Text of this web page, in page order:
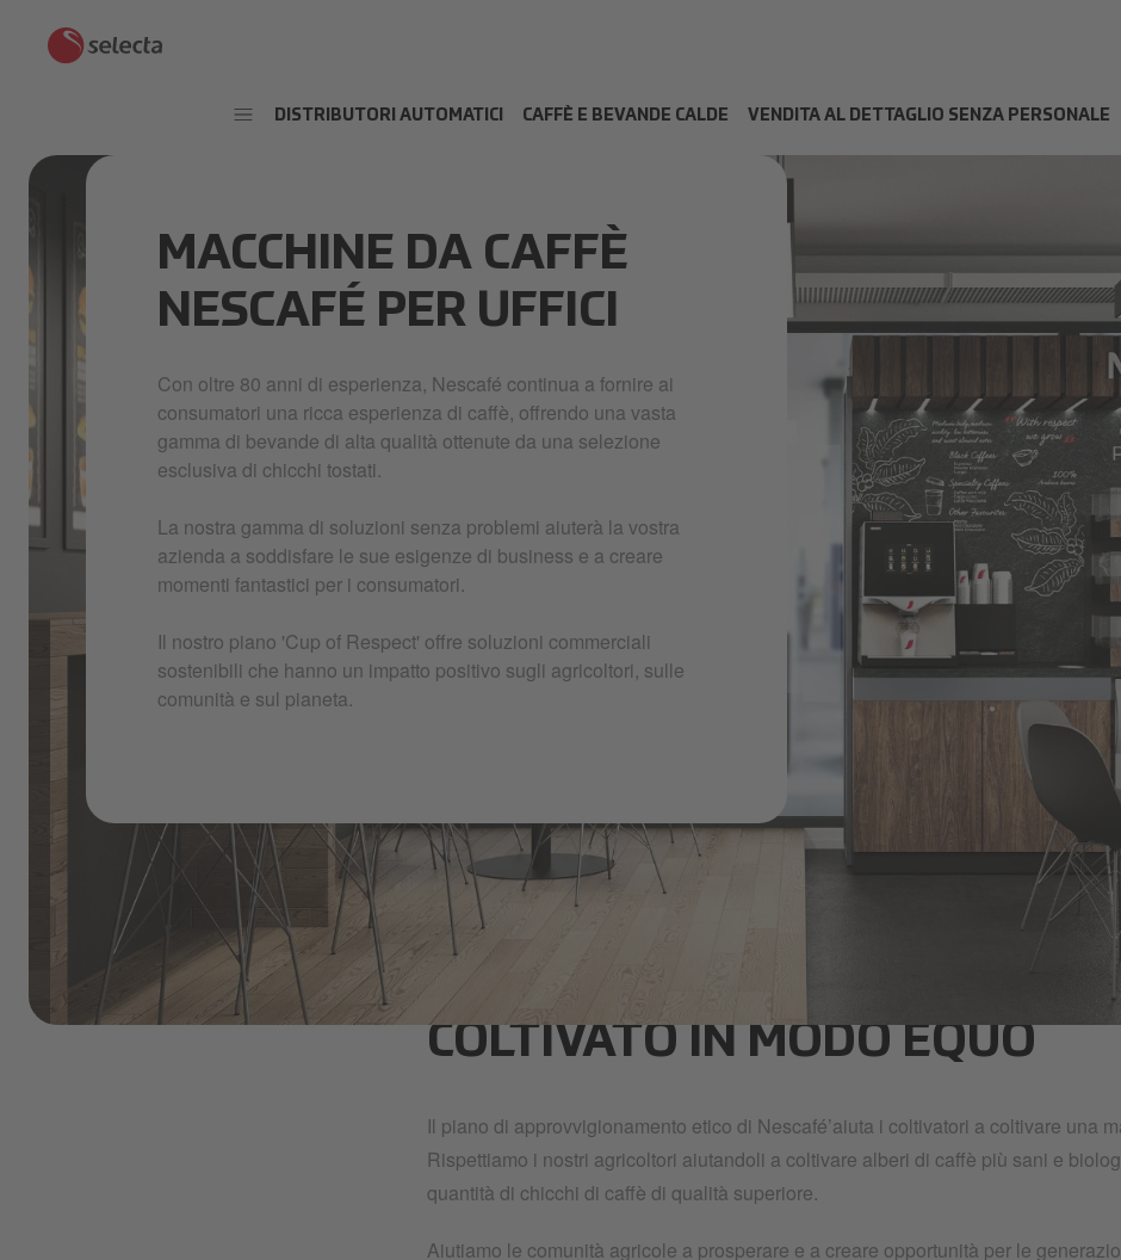
DISTRIBUTORI AUTOMATICI CAFFÈ E BEVANDE CALDE VENDITA AL DETTAGLIO SENZA PERSONALE
MACCHINE DA CAFFÈ
NESCAFÉ PER UFFICI
Con oltre 80 anni di esperienza, Nescafé continua a fornire ai
consumatori una ricca esperienza di caffè, offrendo una vasta
gamma di bevande di alta qualità ottenute da una selezione
esclusiva di chicchi tostati.
La nostra gamma di soluzioni senza problemi aiuterà la vostra
azienda a soddisfare le sue esigenze di business e a creare
momenti fantastici per i consumatori.
Il nostro piano 'Cup of Respect' offre soluzioni commerciali
sostenibili che hanno un impatto positivo sugli agricoltori, sulle
comunità e sul pianeta.
COLTIVATO IN MODO EQUO
Il piano di approvvigionamento etico di Nescafé’aiuta i coltivatori a coltivare una
Rispettiamo i nostri agricoltori aiutandoli a coltivare alberi di caffè più sani e
quantità di chicchi di caffè di qualità superiore.
Aiutiamo le comunità agricole a prosperare e a creare opportunità per le